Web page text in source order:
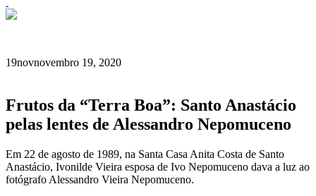
19novnovembro 19, 2020
Frutos da “Terra Boa”: Santo Anastácio
pelas lentes de Alessandro Nepomuceno
Em 22 de agosto de 1989, na Santa Casa Anita Costa de Santo
Anastácio, Ivonilde Vieira esposa de Ivo Nepomuceno dava a luz ao
fotógrafo Alessandro Vieira Nepomuceno.